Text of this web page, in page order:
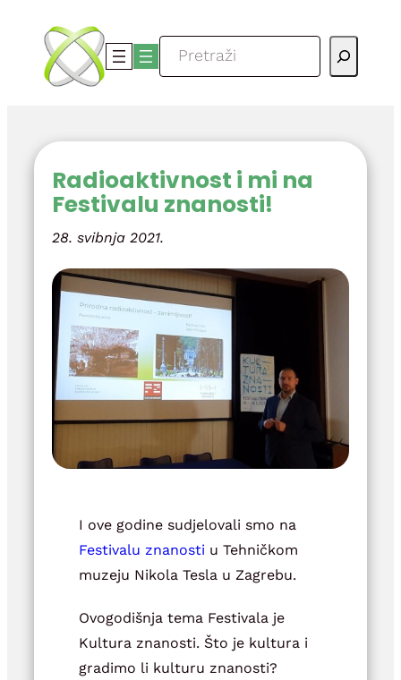
sadržaja
Pretraga
Radioaktivnost i mi na
Festivalu znanosti!
28. svibnja 2021.
I ove godine sudjelovali smo na
Festivalu znanosti u Tehničkom
muzeju Nikola Tesla u Zagrebu.
Ovogodišnja tema Festivala je
Kultura znanosti. Što je kultura i
gradimo li kulturu znanosti?